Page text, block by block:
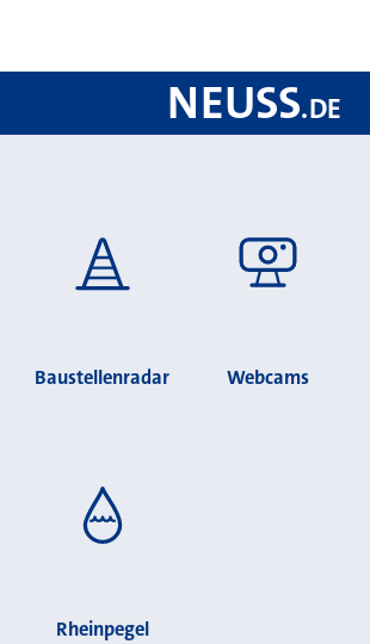
NEUSS.DE
Baustellenradar Webcams
Rheinpegel